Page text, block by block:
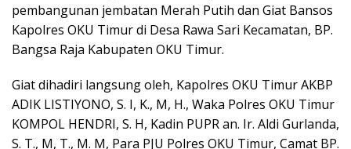
pembangunan jembatan Merah Putih dan Giat Bansos
Kapolres OKU Timur di Desa Rawa Sari Kecamatan, BP.
Bangsa Raja Kabupaten OKU Timur.
Giat dihadiri langsung oleh, Kapolres OKU Timur AKBP
ADIK LISTIYONO, S. I, K., M, H., Waka Polres OKU Timur
KOMPOL HENDRI, S. H, Kadin PUPR an. Ir. Aldi Gurlanda,
S. T., M, T., M. M, Para PJU Polres OKU Timur, Camat BP.